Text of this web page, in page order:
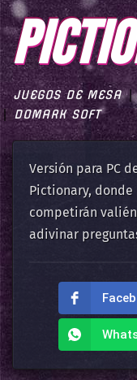
JUEGOS DE MESA
DOMARK SOFT
Versión para PC
Pictionary, donde
competirán
adivinar